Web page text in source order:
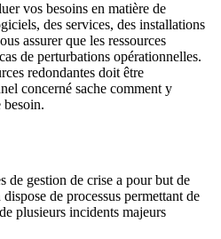
vos besoins en matière de
des services, des installations
assurer que les ressources
de perturbations opérationnelles.
redondantes doit être
concerné sache comment y
besoin.
de gestion de crise a pour but de
de processus permettant de
plusieurs incidents majeurs